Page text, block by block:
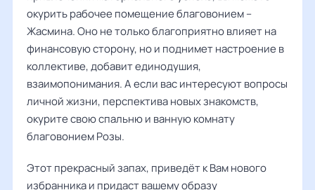
окурить рабочее помещение благовонием –
Жасмина. Оно не только благоприятно влияет на
финансовую сторону, но и поднимет настроение в
коллективе, добавит единодушия,
взаимопонимания. А если вас интересуют вопросы
личной жизни, перспектива новых знакомств,
окурите свою спальню и ванную комнату
благовонием Розы.
Этот прекрасный запах, приведёт к Вам нового
избранника и придаст вашему образу